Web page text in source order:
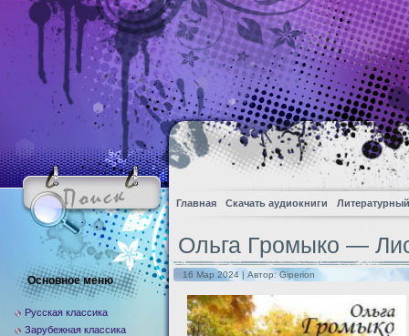
Главная Скачать аудиокниги
Ольга Громыко —
16 Мар 2024 | Автор:Giperion
Основное меню
Русская классика
Зарубежная классика